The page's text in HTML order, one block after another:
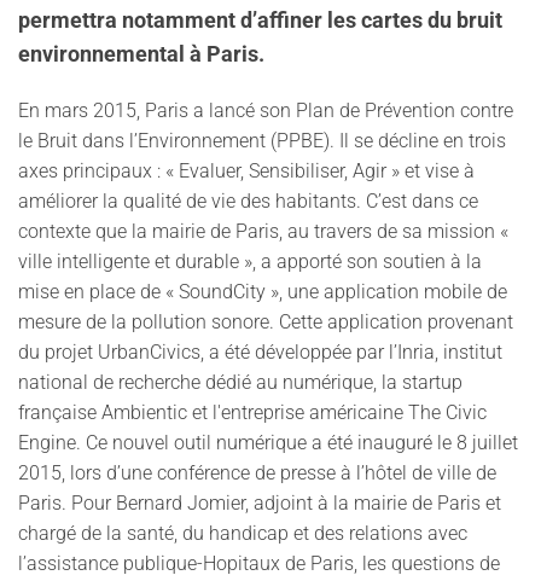
permettra notamment d’affiner les cartes du bruit
environnemental à Paris.
En mars 2015, Paris a lancé son Plan de Prévention contre
le Bruit dans l’Environnement (PPBE). Il se décline en trois
axes principaux : « Evaluer, Sensibiliser, Agir » et vise à
améliorer la qualité de vie des habitants. C’est dans ce
contexte que la mairie de Paris, au travers de sa mission «
ville intelligente et durable », a apporté son soutien à la
mise en place de « SoundCity », une application mobile de
mesure de la pollution sonore. Cette application provenant
du projet UrbanCivics, a été développée par l’Inria, institut
national de recherche dédié au numérique, la startup
française Ambientic et l'entreprise américaine The Civic
Engine. Ce nouvel outil numérique a été inauguré le 8 juillet
2015, lors d’une conférence de presse à l’hôtel de ville de
Paris. Pour Bernard Jomier, adjoint à la mairie de Paris et
chargé de la santé, du handicap et des relations avec
l’assistance publique-Hopitaux de Paris, les questions de